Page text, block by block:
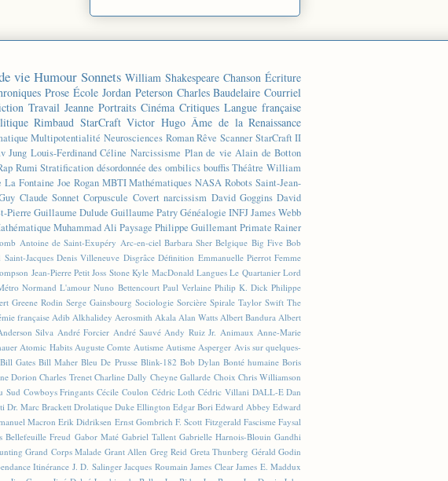
vie Humour Sonnets William Shakespeare Chanson Écriture
Prose École Jordan Peterson Charles Baudelaire Courriel
Travail Jeanne Portraits Cinéma Critiques Langue française
Rimbaud StarCraft Victor Hugo Âme de la Renaissance
Multipotentialité Neurosciences Roman Rêve Scanner StarCraft II
Jung Louis-Ferdinand Céline Narcissisme Plan de vie Alain de Botton
Rumi Stratification désordonnée des ombilics bouffis Théâtre William
La Fontaine Joe Rogan MBTI Mathématiques NASA Robots Saint-Jean-
Claude Sonnet Corpuscule Covert narcissism David Goggins David
Pierre Guillaume Dulude Guillaume PatryGénéalogie INFJJames Webb
Muhammad Ali Paysage Philippe Guillemant Primate Rainer
Antoine de Saint-Exupéry Arc-en-ciel Barbara Sher Belgique Big Five Bob
Jacques Denis Villeneuve Disgrâce Définition Emmanuelle Pierrot Femme
Jean-Pierre Petit Joss Stone Kyle MacDonald Langues Le Quartanier Lord
Normand L'amour Nuno Bettencourt Paul Verlaine Philip K. Dick Philippe
Greene Rodin Serge Gainsbourg Sociologie Sorcière Spirale Taylor Swift The
française Adib Alkhalidey Aerosmith Akala Alan Watts Albert Bandura Albert
Silva André Forcier André Sauvé Andy Ruiz Jr. Animaux Anne-Marie
Atomic Habits Auguste Comte Autisme Autisme Asperger Avis sur quelques-
Bill Gates Bill Maher Bleu De Prusse Blink-182 Bob Dylan Bonté humaine Boris
Dorion Charles Trenet Charline Dally Cheyne Gallarde Choix Chris Williamson
Sud Cowboys Fringants Cécile Coulon Cédric Loth Cédric Villani DALL-E Dan
Dr. Marc Brackett Drolatique Duke Ellington Edgar Bori Edward Abbey Edward
Macron Erik Didriksen Ernst Gombrich F. Scott Fitzgerald Fascisme Faysal
Bellefeuille Freud Gabor Maté Gabriel Tallent Gabrielle Harnois-Blouin Gandhi
Grand Corps Malade Grant Allen Greg Reid Greta Thunberg Gérald Godin
Itinérance J. D. Salinger Jacques Roumain James Clear James E. Maddux